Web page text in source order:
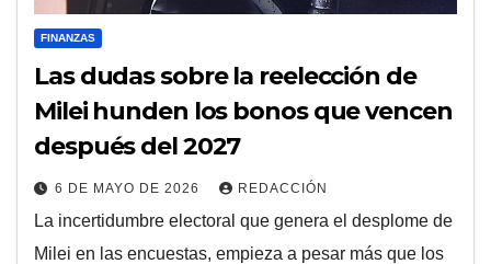
FINANZAS
Las dudas sobre la reelección de
Milei hunden los bonos que vencen
después del 2027
6 DE MAYO DE 2026 REDACCIÓN
La incertidumbre electoral que genera el desplome de
Milei en las encuestas, empieza a pesar más que los